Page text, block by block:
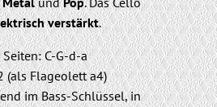
verstärkt.
C-G-d-a
(als Flageolett a4)
im Bass-Schlüssel, in